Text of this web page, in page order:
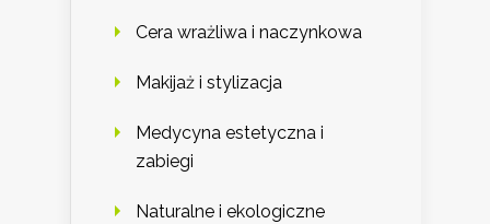
Cera wrażliwa i naczynkowa
Makijaż i stylizacja
Medycyna estetyczna i
zabiegi
Naturalne i ekologiczne